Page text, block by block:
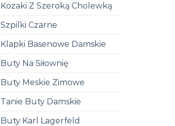
Kozaki Z Szeroką Cholewką
Szpilki Czarne
Klapki Basenowe Damskie
Buty Na Siłownię
Buty Meskie Zimowe
Tanie Buty Damskie
Buty Karl Lagerfeld